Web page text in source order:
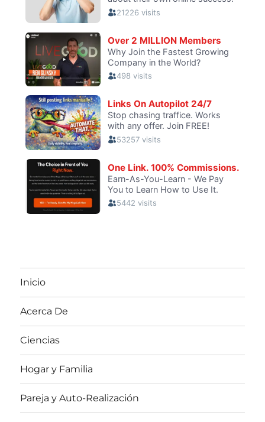
Inicio
Acerca De
Ciencias
Hogar y Familia
Pareja y Auto-Realización